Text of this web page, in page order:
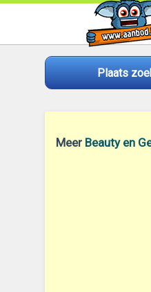
Plaats
Meer Beauty en